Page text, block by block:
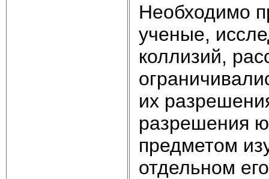
Необходимо
ученые,
коллизий,
их
разрешения
предметом
отдельном